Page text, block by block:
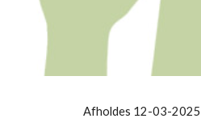
Afholdes 12-03-2025